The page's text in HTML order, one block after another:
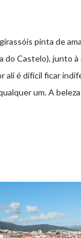
pinta de
do Castelo), junto
ali é difícil ficar
um. A
cenário para tirar